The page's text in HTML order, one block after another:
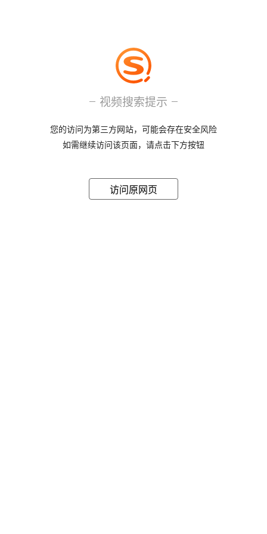
视频搜索提示
您的访问为第三方网站，可能会存在安全风险
如需继续访问该页面，请点击下方按钮
访问原网页